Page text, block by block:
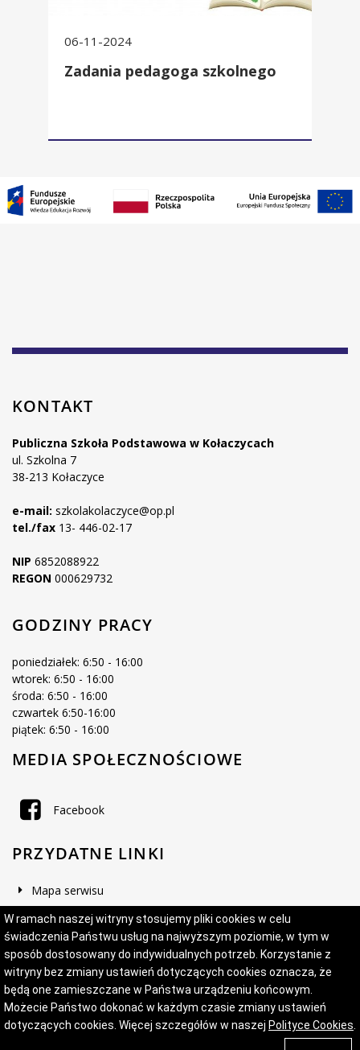
W ramach naszej witryny stosujemy pliki cookies w celu
świadczenia Państwu usług na najwyższym poziomie, w tym w
sposób dostosowany do indywidualnych potrzeb. Korzystanie z
witryny bez zmiany ustawień dotyczących cookies oznacza, że
będą one zamieszczane w Państwa urządzeniu końcowym.
Możecie Państwo dokonać w każdym czasie zmiany ustawień
dotyczących cookies. Więcej szczegółów w naszej Polityce Cookies
06-11-2024
Zadania pedagoga szkolnego
KONTAKT
Publiczna Szkoła Podstawowa w Kołaczycach
ul. Szkolna 7
38-213 Kołaczyce
e-mail: szkolakolaczyce@op.pl
tel./fax 13- 446-02-17
NIP 6852088922
REGON 000629732
GODZINY PRACY
poniedziałek: 6:50 - 16:00
wtorek: 6:50 - 16:00
środa: 6:50 - 16:00
czwartek 6:50-16:00
piątek: 6:50 - 16:00
MEDIA SPOŁECZNOŚCIOWE
Facebook
PRZYDATNE LINKI
Mapa serwisu
Deklaracja dostępności
Projekt i wykonanie:Logonet Sp. z o.o.